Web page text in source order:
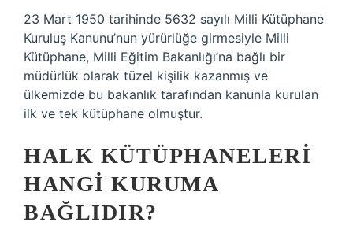
23 Mart 1950 tarihinde 5632 sayılı Milli Kütüphane
Kuruluş Kanunu’nun yürürlüğe girmesiyle Milli
Kütüphane, Milli Eğitim Bakanlığı’na bağlı bir
müdürlük olarak tüzel kişilik kazanmış ve
ülkemizde bu bakanlık tarafından kanunla kurulan
ilk ve tek kütüphane olmuştur.
HALK KÜTÜPHANELERI
HANGI KURUMA
BAĞLIDIR?